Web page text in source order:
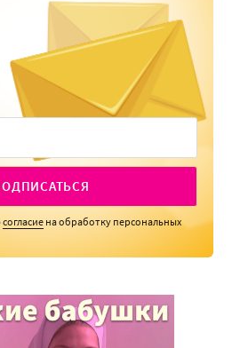
согласие на обработку персональных